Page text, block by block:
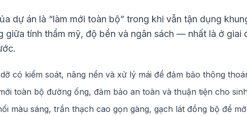
dự án là “làm mới toàn bộ” trong khi vẫn tận dụng
giữa tính thẩm mỹ, độ bền và ngân sách — nhất là ở giai
có kiểm soát, nâng nền và xử lý mái để đảm bảo thông
toàn bộ đường ống, đảm bảo an toàn và thuận tiện cho
màu sáng, trần thạch cao gọn gàng, gạch lát đồng bộ để